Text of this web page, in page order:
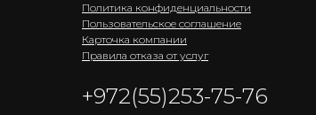
Политика конфиденциальности
Пользовательское соглашение
Карточка компании
Правила отказа от услуг
+972(55)253-75-76